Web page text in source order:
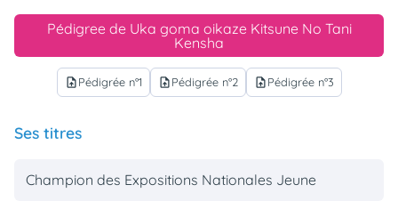
Pédigree de Uka goma oikaze Kitsune No Tani
Kensha
upload_file Pédigrée n°1 upload_file Pédigrée n°2 upload_file Pédigrée n°3
Ses titres
Champion des Expositions Nationales Jeune